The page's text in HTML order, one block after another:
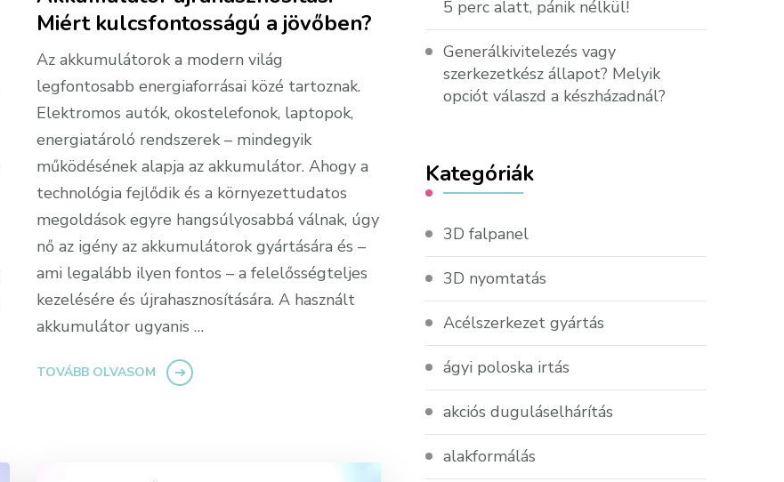
Miért kulcsfontosságú a jövőben?
Az akkumulátorok a modern világ
legfontosabb energiaforrásai közé tartoznak.
Elektromos autók, okostelefonok, laptopok,
energiatároló rendszerek – mindegyik
működésének alapja az akkumulátor. Ahogy a
technológia fejlődik és a környezettudatos
megoldások egyre hangsúlyosabbá válnak, úgy
nő az igény az akkumulátorok gyártására és –
ami legalább ilyen fontos – a felelősségteljes
kezelésére és újrahasznosítására. A használt
akkumulátor ugyanis …
TOVÁBB OLVASOM
5 perc alatt, pánik nélkül!
Generálkivitelezés vagy
szerkezetkész állapot? Melyik
opciót válaszd a készházadnál?
Kategóriák
3D falpanel
3D nyomtatás
Acélszerkezet gyártás
ágyi poloska irtás
akciós duguláselhárítás
alakformálás